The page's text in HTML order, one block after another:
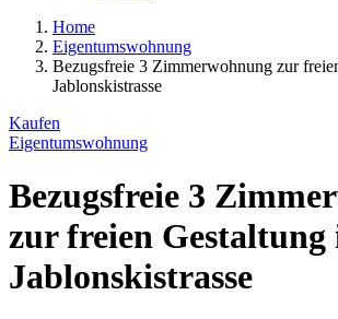
Home
Eigentumswohnung
Bezugsfreie 3 Zimmerwohnung zur
Jablonskistrasse
Kaufen
Eigentumswohnung
Bezugsfreie 3
zur freien Gestaltung
Jablonskistrasse